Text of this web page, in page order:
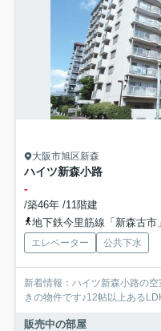
大阪市旭区新森
ハイツ新森小路
-
/築46年 /11階建
地下鉄今里筋線「新森古市
エレベーター 公共下水
新着情報：ハイツ新森小路の
きの物件です♪12帖以上ある
販売中の部屋